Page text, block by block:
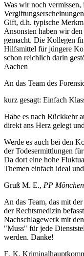
Was wir noch vermissen,
Gift, d.h. typische
Ansonsten haben wir
gemacht. Die Kollegen
Hilfsmittel für jüngere
schon reichlich darin
Aachen
An das Team des
kurz gesagt: Einfach
Habe es nach Rückkehr
direkt ans Herz gelegt
Werde es auch bei den
der Todesermittlungen
Da dort eine hohe
Themen einfach ideal
Gruß M. E., PP
An das Team, das mit
der Rechtsmedizin
Nachschlagewerk mit
"Muss" für jede
werden. Danke!
E. K.